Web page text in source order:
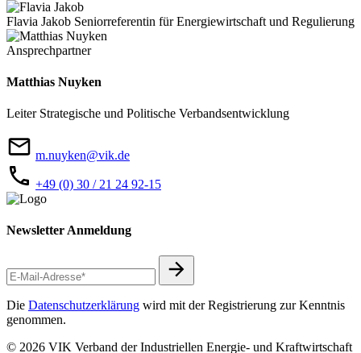
Flavia Jakob Seniorreferentin für Energiewirtschaft und Regulierung
Ansprechpartner
Matthias Nuyken
Leiter Strategische und Politische Verbandsentwicklung
m.nuyken@vik.de
+49 (0) 30 / 21 24 92-15
Newsletter Anmeldung
Die Datenschutzerklärung wird mit der Registrierung zur Kenntnis
genommen.
© 2026 VIK Verband der Industriellen Energie- und Kraftwirtschaft